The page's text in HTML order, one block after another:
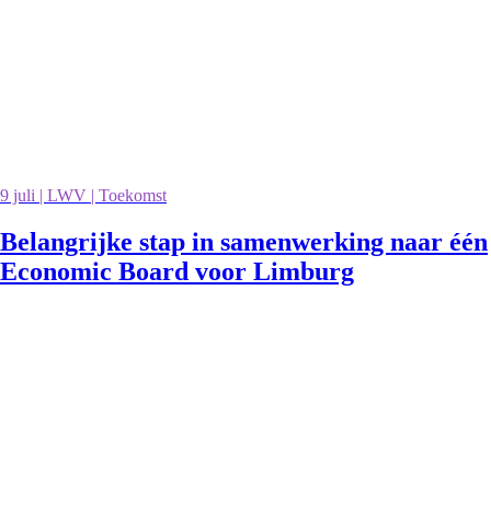
9 juli | LWV | Toekomst
Belangrijke stap in samenwerking naar één
Economic Board voor Limburg